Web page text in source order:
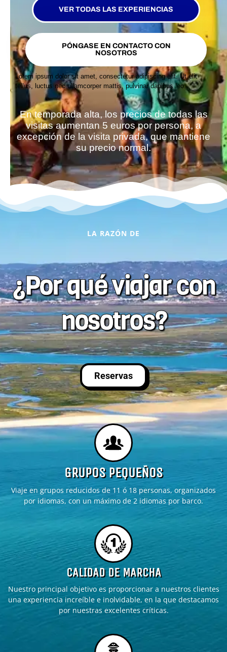
VER TODAS LAS EXPERIENCIAS
PÓNGASE EN CONTACTO CON
NOSOTROS
Lorem ipsum dolor sit amet, consectetur adipiscing elit. Ut elit
tellus, luctus nec ullamcorper mattis, pulvinar dapibus leo.
En temporada alta, los precios de todas las
visitas aumentan 5 euros por persona, a
excepción de la visita privada, que mantiene
su precio normal.
LA RAZÓN DE
¿Por qué viajar con
nosotros?
Reservas
GRUPOS PEQUEÑOS
Viaje en grupos reducidos de 11 ó 18 personas, organizados
por idiomas, con un máximo de 2 idiomas por barco.
CALIDAD DE MARCHA
Nuestro principal objetivo es proporcionar a nuestros clientes
una experiencia increíble e inolvidable, en la que destacamos
por nuestras excelentes críticas.